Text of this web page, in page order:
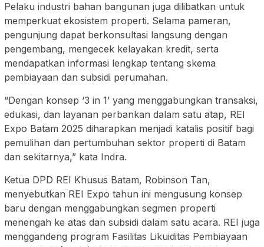
Pelaku industri bahan bangunan juga dilibatkan untuk
memperkuat ekosistem properti. Selama pameran,
pengunjung dapat berkonsultasi langsung dengan
pengembang, mengecek kelayakan kredit, serta
mendapatkan informasi lengkap tentang skema
pembiayaan dan subsidi perumahan.
“Dengan konsep ‘3 in 1’ yang menggabungkan transaksi,
edukasi, dan layanan perbankan dalam satu atap, REI
Expo Batam 2025 diharapkan menjadi katalis positif bagi
pemulihan dan pertumbuhan sektor properti di Batam
dan sekitarnya,” kata Indra.
Ketua DPD REI Khusus Batam, Robinson Tan,
menyebutkan REI Expo tahun ini mengusung konsep
baru dengan menggabungkan segmen properti
menengah ke atas dan subsidi dalam satu acara. REI juga
menggandeng program Fasilitas Likuiditas Pembiayaan